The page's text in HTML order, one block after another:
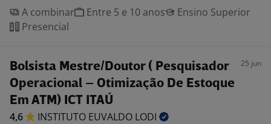
A combinar
Entre 5 e 10 anos
Ensino Superior
Presencial
Bolsista Mestre/Doutor ( Pesquisador
Operacional – Otimização De Estoque
Em ATM) ICT ITAÚ
25 jun
4,6 INSTITUTO EUVALDO LODI